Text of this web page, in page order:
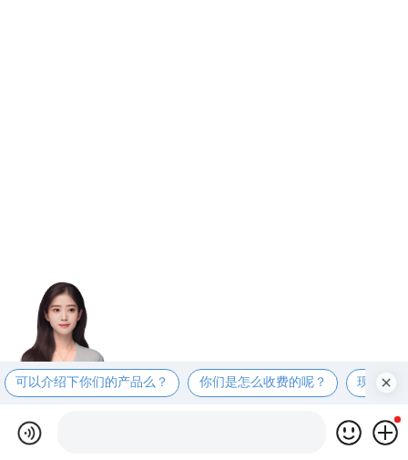
可以介绍下你们的产品么？ 你们是怎么收费的呢？ 现在有